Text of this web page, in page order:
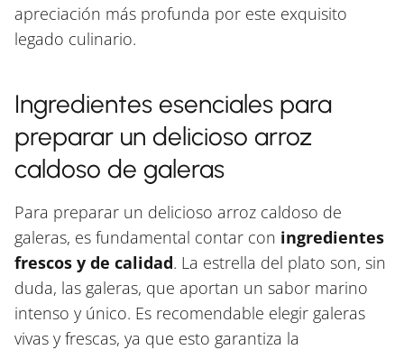
apreciación más profunda por este exquisito
legado culinario.
Ingredientes esenciales para
preparar un delicioso arroz
caldoso de galeras
Para preparar un delicioso arroz caldoso de
galeras, es fundamental contar con ingredientes
frescos y de calidad. La estrella del plato son, sin
duda, las galeras, que aportan un sabor marino
intenso y único. Es recomendable elegir galeras
vivas y frescas, ya que esto garantiza la